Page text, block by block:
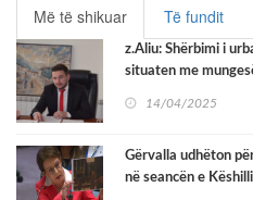
Më të shikuar Të fundit
z.Aliu: Shërbimi i
situaten me
14/04/2025
Gërvalla udhëton
në seancën e